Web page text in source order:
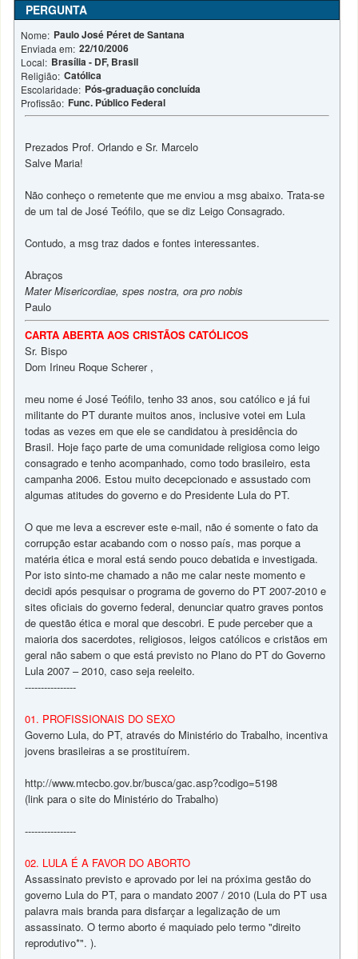
PERGUNTA
Nome: Paulo José Péret de Santana
Enviada em: 22/10/2006
Local: Brasília - DF, Brasil
Religião: Católica
Escolaridade: Pós-graduação concluída
Profissão: Func. Público Federal
Prezados Prof. Orlando e Sr. Marcelo
Salve Maria!
Não conheço o remetente que me enviou a msg abaixo. Trata-se
de um tal de José Teófilo, que se diz Leigo Consagrado.
Contudo, a msg traz dados e fontes interessantes.
Abraços
Mater Misericordiae, spes nostra, ora pro nobis
Paulo
CARTA ABERTA AOS CRISTÃOS CATÓLICOS
Sr. Bispo
Dom Irineu Roque Scherer ,
meu nome é José Teófilo, tenho 33 anos, sou católico e já fui
militante do PT durante muitos anos, inclusive votei em Lula
todas as vezes em que ele se candidatou à presidência do
Brasil. Hoje faço parte de uma comunidade religiosa como leigo
consagrado e tenho acompanhado, como todo brasileiro, esta
campanha 2006. Estou muito decepcionado e assustado com
algumas atitudes do governo e do Presidente Lula do PT.
O que me leva a escrever este e-mail, não é somente o fato da
corrupção estar acabando com o nosso país, mas porque a
matéria ética e moral está sendo pouco debatida e investigada.
Por isto sinto-me chamado a não me calar neste momento e
decidi após pesquisar o programa de governo do PT 2007-2010 e
sites oficiais do governo federal, denunciar quatro graves pontos
de questão ética e moral que descobri. E pude perceber que a
maioria dos sacerdotes, religiosos, leigos católicos e cristãos em
geral não sabem o que está previsto no Plano do PT do Governo
Lula 2007 – 2010, caso seja reeleito.
----------------
01. PROFISSIONAIS DO SEXO
Governo Lula, do PT, através do Ministério do Trabalho, incentiva
jovens brasileiras a se prostituírem.
http://www.mtecbo.gov.br/busca/gac.asp?codigo=5198
(link para o site do Ministério do Trabalho)
----------------
02. LULA É A FAVOR DO ABORTO
Assassinato previsto e aprovado por lei na próxima gestão do
governo Lula do PT, para o mandato 2007 / 2010 (Lula do PT usa
palavra mais branda para disfarçar a legalização de um
assassinato. O termo aborto é maquiado pelo termo "direito
reprodutivo*". ).